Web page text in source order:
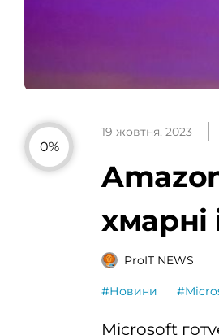
0%
19 жовтня, 2023
хмарні
ProIT NEWS
#Новини
Microsoft